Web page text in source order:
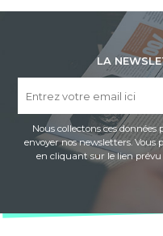
LA
Nous collectons ces
envoyer nos newsletters.
en cliquant sur le lien prévu